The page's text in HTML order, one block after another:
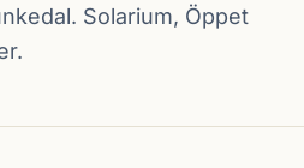
Solarium, Öppet